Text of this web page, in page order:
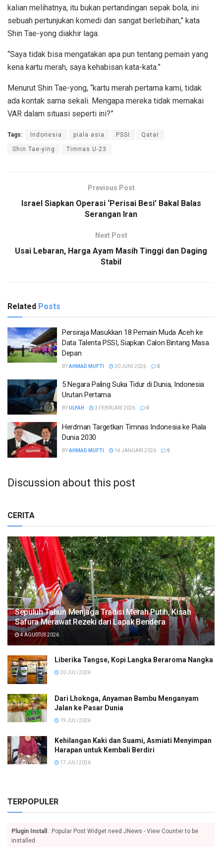
kalian melihatnya, itu bukan pertandingan sepak bola, ini
sebuah pertunjukan komedi dan sangat berlebihan,” kata
Shin Tae-yong diakhir laga.
“Saya tidak bisa mengatakan apa pun tentang pemain yang
kena kartu merah, saya kehabisan kata-kata.”
Menurut Shin Tae-yong, “kartu merah pertama kami, tidak
ada kontak sama sekali. Mengapa mereka tidak memakai
VAR dalam situasi seperti ini?”
Tags: Indonesia piala asia PSSI Qatar
Shin Tae-ying Timnas U-23
Previous Post
Israel Siapkan Operasi ‘Perisai Besi’ Bakal Balas
Serangan Iran
Next Post
Usai Lebaran, Harga Ayam Masih Tinggi dan Daging
Stabil
Related Posts
Persiraja Masukkan 18 Pemain Muda Aceh ke
Data Talenta PSSI, Siapkan Calon Bintang Masa
Depan
BYAHMAD MUFTI 30 JUNI 2026 0
5 Negara Paling Suka Tidur di Dunia, Indonesia
Urutan Pertama
BYULFAH 3 FEBRUARI 2026 0
Herdman Targetkan Timnas Indonesia ke Piala
Dunia 2030
BYAHMAD MUFTI 14 JANUARI 2026 0
Discussion about this post
CERITA
Sepuluh Tahun Menjaga Tradisi Merah Putih, Kisah
Safura Merawat Rezeki dari Lapak Bendera
4 AGUSTUS 2026
Liberika Tangse, Kopi Langka Beraroma Nangka
20 JULI 2026
Dari Lhoknga, Anyaman Bambu Menganyam
Jalan ke Pasar Dunia
19 JULI 2026
Kehilangan Kaki dan Suami, Asmiati Menyimpan
Harapan untuk Kembali Berdiri
17 JULI 2026
TERPOPULER
Plugin Install
: Popular Post Widget need JNews - View Counter to be
installed